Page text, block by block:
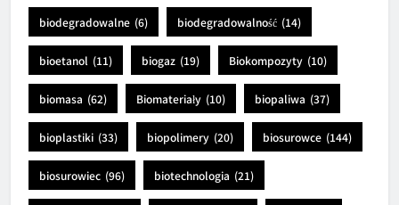
biodegradowalne (6) biodegradowalność (14)
bioetanol (11) biogaz (19) Biokompozyty (10)
biomasa (62) Biomateriały (10) biopaliwa (37)
bioplastiki (33) biopolimery (20) biosurowce (144)
biosurowiec (96) biotechnologia (21)